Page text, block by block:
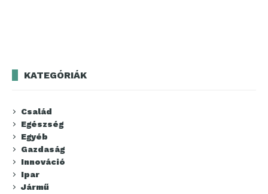
KATEGÓRIÁK
Család
Egészség
Egyéb
Gazdaság
Innováció
Ipar
Jármű